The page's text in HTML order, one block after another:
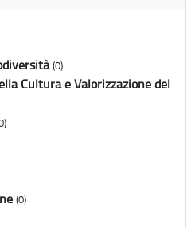
(0)
Cultura e Valorizzazione del
(0)